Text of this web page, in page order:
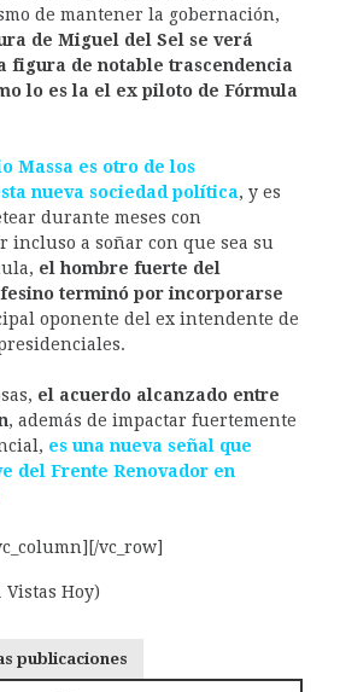
de mantener la gobernación,
de Miguel del Sel se verá
figura de notable trascendencia
lo es la el ex piloto de Fórmula
Massa es otro de los
nueva sociedad política, y es
durante meses con
incluso a soñar con que sea su
el hombre fuerte del
terminó por incorporarse
oponente del ex intendente de
el acuerdo alcanzado entre
, además de impactar fuertemente
es una nueva señal que
del Frente Renovador en
vc_row]
Vistas Hoy)
publicaciones